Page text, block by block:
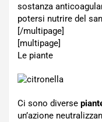
sostanza
potersi nutrire del
[/multipage]
[multipage]
Le piante
Ci sono diverse
un’azione